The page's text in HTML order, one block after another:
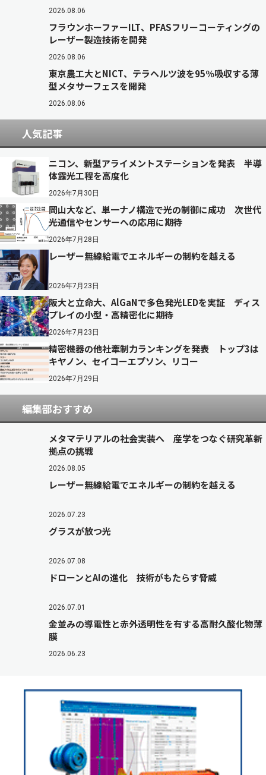
2026.08.06
フラウンホーファーILT、PFASフリーコーティングの
レーザー製造技術を開発
2026.08.06
東京農工大とNICT、テラヘルツ波を95％吸収する薄
型メタサーフェスを開発
2026.08.06
人気記事
ニコン、新型アライメントステーションを発表 半導
体露光工程を高度化
2026年7月30日
岡山大など、単一ナノ構造で光の制御に成功 次世代
光通信やセンサーへの応用に期待
2026年7月28日
レーザー無線給電でエネルギーの制約を越える
2026年7月23日
阪大と立命大、AlGaNで多色発光LEDを実証 ディス
プレイの小型・高精密化に期待
2026年7月23日
精密機器の他社牽制力ランキングを発表 トップ3は
キヤノン、セイコーエプソン、リコー
2026年7月29日
編集部おすすめ
メタマテリアルの社会実装へ 産学をつなぐ研究革新
拠点の挑戦
2026.08.05
レーザー無線給電でエネルギーの制約を越える
2026.07.23
グラスが放つ光
2026.07.08
ドローンとAIの進化 技術がもたらす脅威
2026.07.01
金並みの導電性と赤外透明性を有する高耐久酸化物薄
膜
2026.06.23